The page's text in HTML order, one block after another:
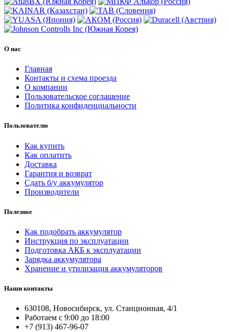
О нас
Главная
Контакты и схема проезда
О компании
Пользовательское соглашение
Политика конфиденциальности
Пользователю
Как купить
Как оплатить
Доставка
Гарантия и возврат
Сдать б/у аккумулятор
Производители
Полезное
Как подобрать аккумулятор
Инструкция по эксплуатации
Подготовка АКБ к эксплуатации
Зарядка аккумулятора
Хранение и утилизация аккумуляторов
Наши контакты
630108, Новосибирск, ул. Станционная, 4/1
Работаем с 9:00 до 18:00
+7 (913) 467-96-07